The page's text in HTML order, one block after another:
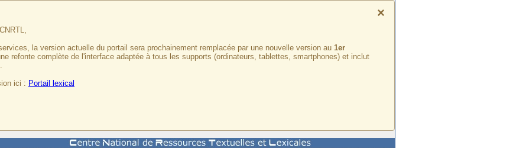
×
la version actuelle du portail sera prochainement remplacée par une nouvelle version au 1er
refonte complète de l'interface adaptée à tous les supports (ordinateurs, tablettes, smartphones) et inclut
ici : Portail lexical